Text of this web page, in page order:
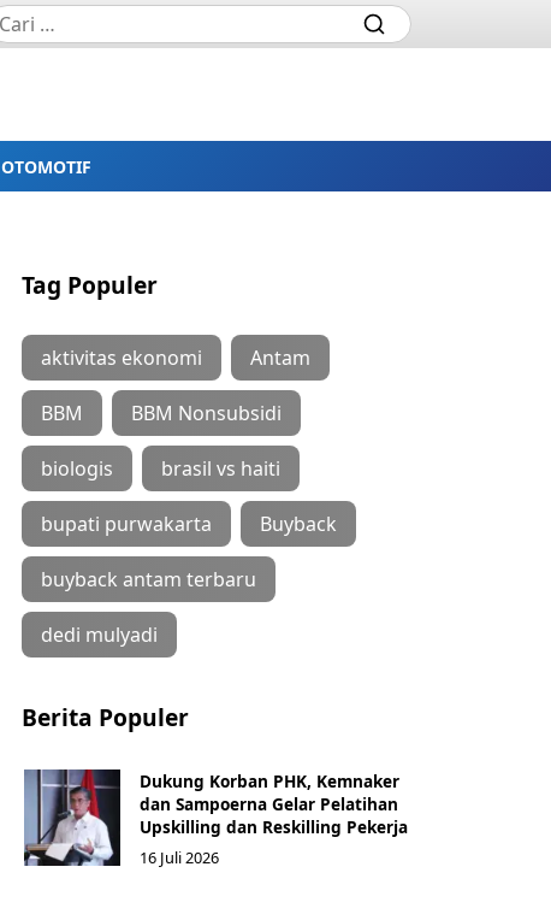
OTOMOTIF
Tag Populer
aktivitas ekonomi Antam
BBM BBM Nonsubsidi
biologis brasil vs haiti
bupati purwakarta Buyback
buyback antam terbaru
dedi mulyadi
Berita Populer
Dukung Korban PHK, Kemnaker
dan Sampoerna Gelar Pelatihan
Upskilling dan Reskilling Pekerja
16 Juli 2026